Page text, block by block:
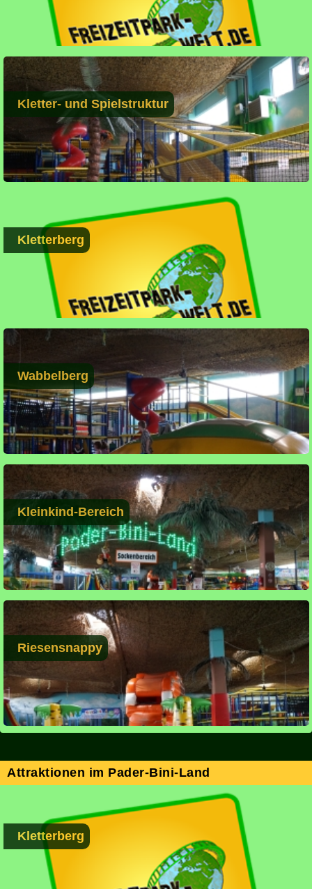
Kletter- und Spielstruktur
Kletterberg
Wabbelberg
Kleinkind-Bereich
Riesensnappy
Attraktionen im Pader-Bini-Land
Kletterberg